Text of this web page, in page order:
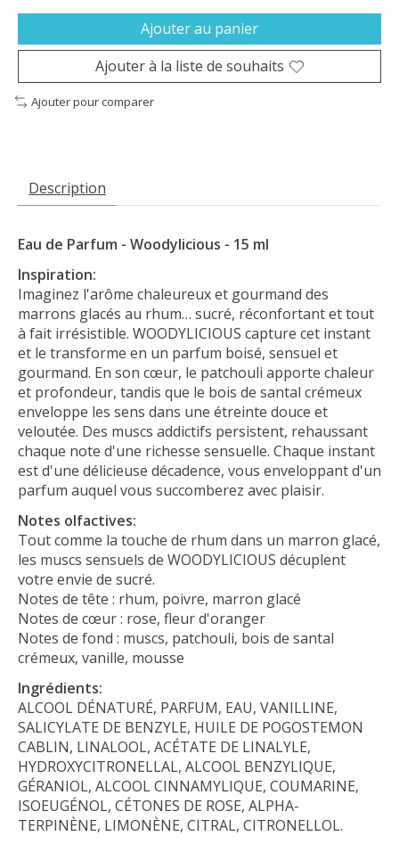
Ajouter au panier
Ajouter à la liste de souhaits
Ajouter pour comparer
Description
Eau de Parfum - Woodylicious - 15 ml
Inspiration:
Imaginez l'arôme chaleureux et gourmand des
marrons glacés au rhum… sucré, réconfortant et tout
à fait irrésistible. WOODYLICIOUS capture cet instant
et le transforme en un parfum boisé, sensuel et
gourmand. En son cœur, le patchouli apporte chaleur
et profondeur, tandis que le bois de santal crémeux
enveloppe les sens dans une étreinte douce et
veloutée. Des muscs addictifs persistent, rehaussant
chaque note d'une richesse sensuelle. Chaque instant
est d'une délicieuse décadence, vous enveloppant d'un
parfum auquel vous succomberez avec plaisir.
Notes olfactives:
Tout comme la touche de rhum dans un marron glacé,
les muscs sensuels de WOODYLICIOUS décuplent
votre envie de sucré.
Notes de tête : rhum, poivre, marron glacé
Notes de cœur : rose, fleur d'oranger
Notes de fond : muscs, patchouli, bois de santal
crémeux, vanille, mousse
Ingrédients:
ALCOOL DÉNATURÉ, PARFUM, EAU, VANILLINE,
SALICYLATE DE BENZYLE, HUILE DE POGOSTEMON
CABLIN, LINALOOL, ACÉTATE DE LINALYLE,
HYDROXYCITRONELLAL, ALCOOL BENZYLIQUE,
GÉRANIOL, ALCOOL CINNAMYLIQUE, COUMARINE,
ISOEUGÉNOL, CÉTONES DE ROSE, ALPHA-
TERPINÈNE, LIMONÈNE, CITRAL, CITRONELLOL.